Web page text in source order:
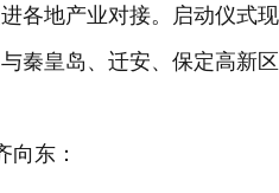
各地产业对接。启动仪式
秦皇岛、迁安、保定高新区
东：